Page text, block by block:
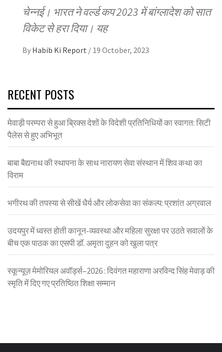
चेन्नई। भारत ने वर्ल्ड कप 2023 में बांग्लादेश को सात
विकेट से हरा दिया। यह
By Habib Ki Report / 19 October, 2023
RECENT POSTS
मेवाड़ी परम्परा से हुआ ब्रिक्स देशों के विदेशी प्रतिनिधियों का स्वागत: सिटी
पैलेस से हुए अभिभूत
बाबा बैद्यनाथ की स्थापना के साथ नारायण सेवा संस्थान में शिव कथा का
विराम
भगीरथ की तपस्या से सीखें धैर्य और लोकसेवा का संकल्प: प्रशांत अग्रवाल
उदयपुर में ध्वस्त होती कानून-व्यवस्था और महिला सुरक्षा पर उठते सवालों के
बीच एक पाठक का एसपी डॉ. अमृता दुहन को खुला पत्र
स्कून्यूज़ मेमोरियल अवॉर्ड्स–2026 : दिवंगत महाराणा अरविन्द सिंह मेवाड़ की
स्मृति में दिए गए प्रतिष्ठित शिक्षा सम्मान